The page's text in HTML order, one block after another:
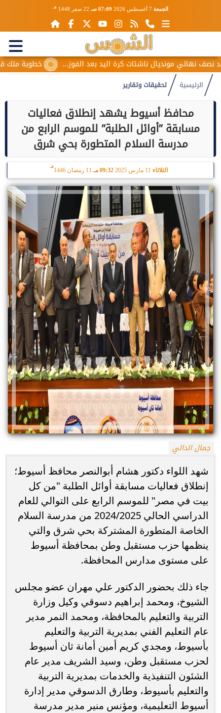
الجمعة 07:09 صـ 22 صفر 1448 هـ
خطوبة ملك قورة مونديال ناشئات كرة اليد بعد الفوز...
الرئيسية تحقيقات وتقارير
محافظ أسيوط يشهد إنطلاق فعاليات
مسابقة ”أوائل الطلبة” للموسم الرابع من
مدرسة السلام المتطورة بحي شرق
الثلاثاء 09:32 مـ 11 رمضان 1446
هـ
جمال الدالي
شهد اللواء دكتور هشام أبوالنصر محافظ أسيوط؛
إنطلاق فعاليات مسابقة أوائل الطلبة "من كل
بيت في مصر" للموسم الرابع على التوالي للعام
الدراسي الحالي 2024/2025 من مدرسة السلام
الخاصة المتطورة المشتركة بحي شرق والتي
ينظمها حزب مستقبل وطن بمحافظة أسيوط
على مستوى مدارس المحافظة.
جاء ذلك بحضور الدكتور علي مهران عضو مجلس
الشيوخ، ومحمد إبراهيم دسوقي وكيل وزارة
التربية والتعليم بالمحافظة، ومحمد النمر مدير
عام التعليم الفني بمديرية التربية والتعليم
بأسيوط، ومجدي كريم أمين أمانة ثان أسيوط
لحزب مستقبل وطن، وسيد الشريف مدير عام
الشئون التنفيذية والخدمات بمديرية التربية
والتعليم بأسيوط، وطارق الدسوقي مدير إدارة
أسيوط التعليمية، ومؤنس منير مدير مدرسة